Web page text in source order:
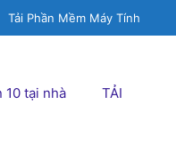
Tải Phần Mềm Máy Tính
10 tại nhà TẢI